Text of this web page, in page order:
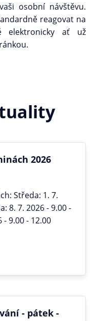
osobní návštěvu.
reagovat na
elektronicky ať už
2026
Středa: 1. 7.
8. 7. 2026 - 9.00 -
- 9.00 - 12.00
- pátek -